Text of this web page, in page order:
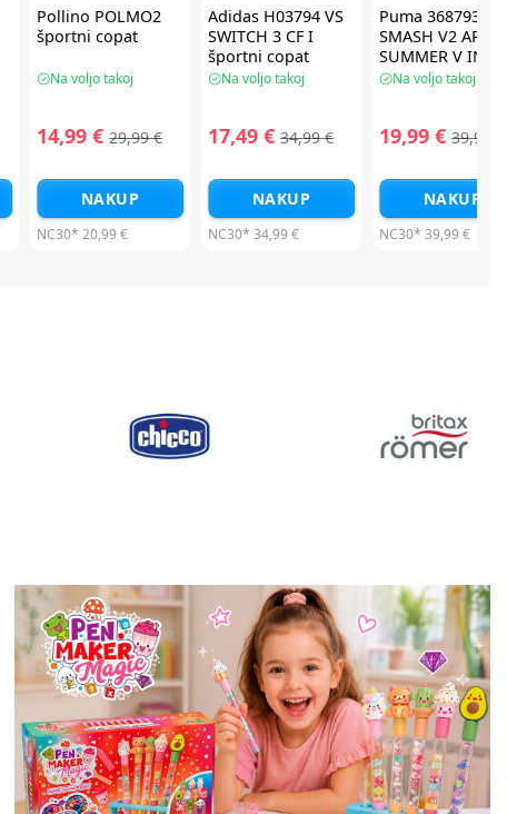
Pollino POLMO2
športni copat
Na voljo takoj
14,99 € 29,99 €
NAKUP
NC30* 20,99 €
Adidas H03794 VS
SWITCH 3 CF I
športni copat
Na voljo takoj
17,49 € 34,99 €
NAKUP
NC30* 34,99 €
Puma 368793-01
SMASH V2
SUMMER V INF
športni copat
Na voljo takoj
19,99 € 39,99 €
NAKUP
NC30* 39,99 €